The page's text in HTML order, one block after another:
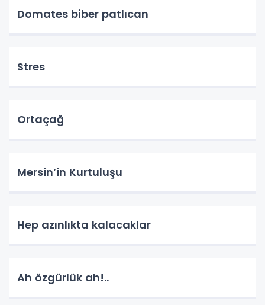
Domates biber patlıcan
Stres
Ortaçağ
Mersin’in Kurtuluşu
Hep azınlıkta kalacaklar
Ah özgürlük ah!..